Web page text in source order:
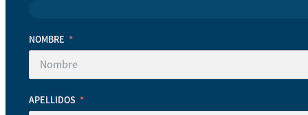
NOMBRE
APELLIDOS